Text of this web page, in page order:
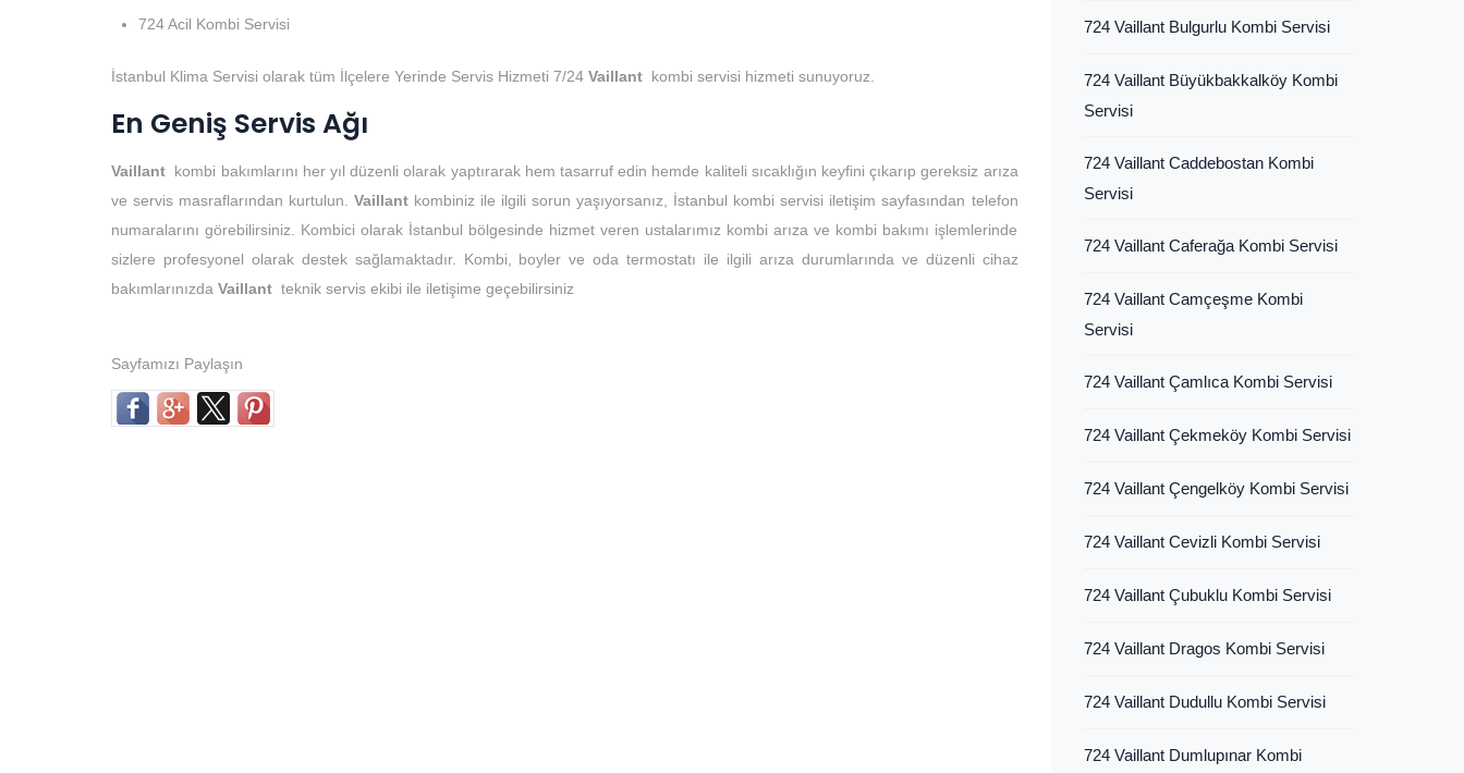
724 Acil Kombi Servisi
İstanbul Klima Servisi olarak tüm İlçelere Yerinde Servis Hizmeti 7/24 Vaillant kombi servisi hizmeti sunuyoruz.
En Geniş Servis Ağı
Vaillant kombi bakımlarını her yıl düzenli olarak yaptırarak hem tasarruf edin hemde kaliteli sıcaklığın keyfini çıkarıp gereksiz arıza
ve servis masraflarından kurtulun.Vaillant kombiniz ile ilgili sorun yaşıyorsanız, İstanbul kombi servisi iletişim sayfasından telefon
numaralarını görebilirsiniz. Kombici olarak İstanbul bölgesinde hizmet veren ustalarımız kombi arıza ve kombi bakımı işlemlerinde
sizlere profesyonel olarak destek sağlamaktadır. Kombi, boyler ve oda termostatı ile ilgili arıza durumlarında ve düzenli cihaz
bakımlarınızda Vaillant teknik servis ekibi ile iletişime geçebilirsiniz
Sayfamızı Paylaşın
724 Vaillant Bulgurlu Kombi Servisi
724 Vaillant Büyükbakkalköy Kombi
Servisi
724 Vaillant Caddebostan Kombi
Servisi
724 Vaillant Caferağa Kombi Servisi
724 Vaillant Camçeşme Kombi
Servisi
724 Vaillant Çamlıca Kombi Servisi
724 Vaillant Çekmeköy Kombi Servisi
724 Vaillant Çengelköy Kombi Servisi
724 Vaillant Cevizli Kombi Servisi
724 Vaillant Çubuklu Kombi Servisi
724 Vaillant Dragos Kombi Servisi
724 Vaillant Dudullu Kombi Servisi
724 Vaillant Dumlupınar Kombi